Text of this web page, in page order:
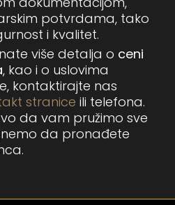
potvrdama, tako
i kvalitet.
više detalja o ceni
, kao i o uslovima
kontaktirajte nas
stranice ili telefona.
da vam pružimo sve
da pronađete